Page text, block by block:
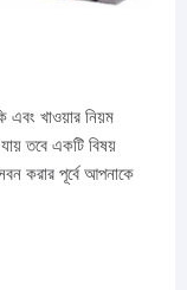
খাওয়ার নিয়ম
যায় তবে একটি বিষয়
করার পূর্বে আপনাকে